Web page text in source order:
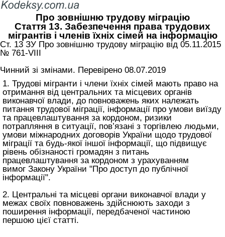
Про зовнішню трудову міграцію
Стаття 13. Забезпечення права трудових
мігрантів і членів їхніх сімей на інформацію
Ст. 13 ЗУ Про зовнішню трудову міграцію від 05.11.2015
№ 761-VIII
Чинний зі змінами. Перевірено 08.07.2019
1. Трудові мігранти і члени їхніх сімей мають право на
отримання від центральних та місцевих органів
виконавчої влади, до повноважень яких належать
питання трудової міграції, інформації про умови виїзду
та працевлаштування за кордоном, ризики
потрапляння в ситуації, пов’язані з торгівлею людьми,
умови міжнародних договорів України щодо трудової
міграції та будь-якої іншої інформації, що підвищує
рівень обізнаності громадян з питань
працевлаштування за кордоном з урахуванням
вимог Закону України "Про доступ до публічної
інформації".
2. Центральні та місцеві органи виконавчої влади у
межах своїх повноважень здійснюють заходи з
поширення інформації, передбаченої частиною
першою цієї статті.